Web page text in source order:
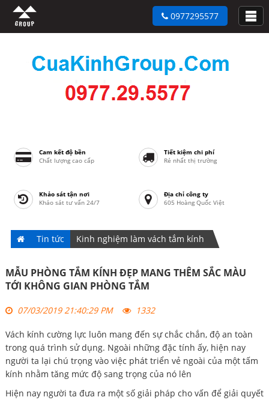
Cam kết độ bền
Chất lượng cao cấp
Tiết kiệm chi phí
Rẻ nhất thị trường
Khảo sát tận nơi
Khảo sát tư vấn 24/7
Địa chỉ công ty
605 Hoàng Quốc Việt
0977295577
Tin tức Kinh nghiệm làm vách tắm kính
MẪU PHÒNG TẮM KÍNH ĐẸP MANG THÊM SẮC MÀU
TỚI KHÔNG GIAN PHÒNG TẮM
07/03/2019 21:40:29 PM 1332
Vách kính cường lực luôn mang đến sự chắc chắn, độ an toàn
trong quá trình sử dụng. Ngoài những đặc tính ấy, hiện nay
người ta lại chú trọng vào việc phát triển vẻ ngoài của một tấm
kính nhằm tăng mức độ sang trọng của nó lên
Hiện nay người ta đưa ra một số giải pháp cho vấn để giải quyết